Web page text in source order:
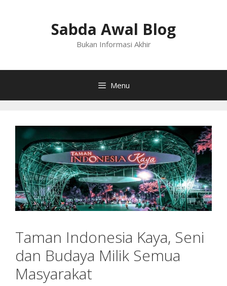
Sabda Awal Blog
Bukan Informasi Akhir
Menu
Taman Indonesia Kaya, Seni
dan Budaya Milik Semua
Masyarakat